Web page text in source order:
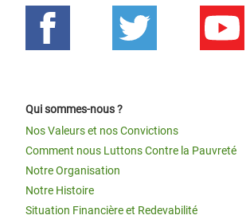
Qui sommes-nous ?
Nos Valeurs et nos Convictions
Comment nous Luttons Contre la Pauvreté
Notre Organisation
Notre Histoire
Situation Financière et Redevabilité